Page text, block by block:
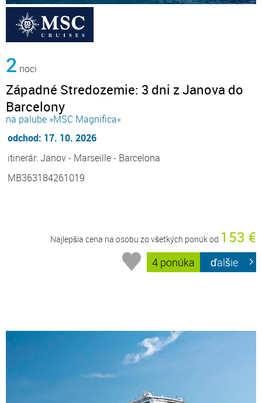
2 noci
Západné Stredozemie: 3 dni z Janova do
Barcelony
na palube »MSC Magnifica«
odchod: 17. 10. 2026
itinerár: Janov - Marseille - Barcelona
MB363184261019
Najlepšia cena na osobu zo všetkých ponúk od 153 €
4 ponúka ďalšie